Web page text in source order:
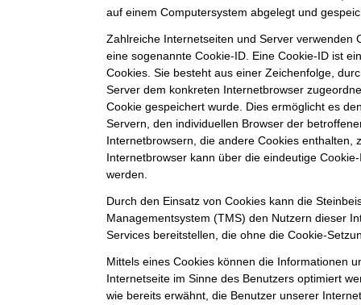
auf einem Computersystem abgelegt und
Zahlreiche Internetseiten und Server verwenden
eine sogenannte Cookie-ID. Eine Cookie-ID ist
Cookies. Sie besteht aus einer Zeichenfolge,
Server dem konkreten Internetbrowser
Cookie gespeichert wurde. Dies ermöglicht es
Servern, den individuellen Browser der
Internetbrowsern, die andere Cookies enthalten,
Internetbrowser kann über die eindeutige
werden.
Durch den Einsatz von Cookies kann die
Managementsystem (TMS) den Nutzern dieser
Services bereitstellen, die ohne die Cookie-
Mittels eines Cookies können die Informationen
Internetseite im Sinne des Benutzers optimiert
wie bereits erwähnt, die Benutzer unserer